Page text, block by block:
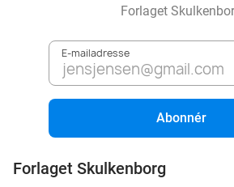
Forlaget
E-mailadresse
Abonnér
Forlaget Skulkenborg